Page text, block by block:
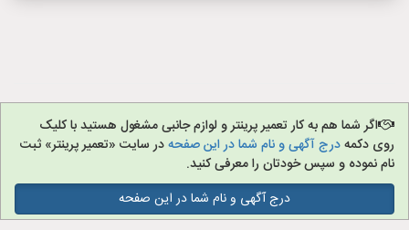
اگر شما هم به کار تعمیر پرینتر و لوازم جانبی مشغول هستید با کلیک
روی دکمهدرج آگهی و نام شما در این صفحهدر سایت «تعمیر پرینتر» ثبت
نام نموده و سپس خودتان را معرفی کنید.
درج آگهی و نام شما در این صفحه